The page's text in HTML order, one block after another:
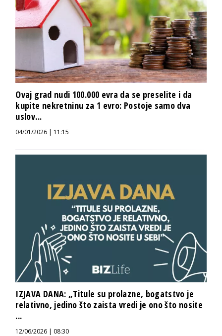
Ovaj grad nudi 100.000 evra da se preselite i da
kupite nekretninu za 1 evro: Postoje samo dva
uslov...
04/01/2026 | 11:15
IZJAVA DANA: „Titule su prolazne, bogatstvo je
relativno, jedino što zaista vredi je ono što nosite
...
12/06/2026 | 08:30